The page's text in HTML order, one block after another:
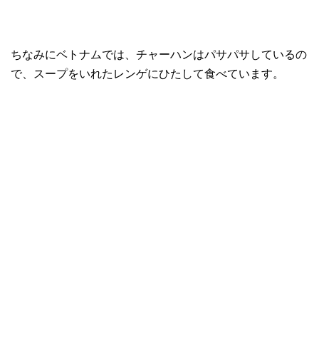
ちなみにベトナムでは、チャーハンはパサパサしているの
で、スープをいれたレンゲにひたして食べています。